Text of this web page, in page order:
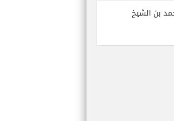
بن الشيخ